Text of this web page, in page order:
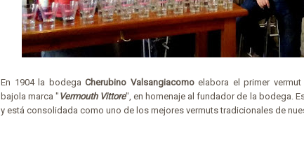
En 1904 la bodegaCherubino Valsangiacomoelabora el primer vermut
bajola marca " Vermouth Vittore", en homenaje al fundador de la bodega.
y está consolidada como uno de los mejores vermuts tradicionales de